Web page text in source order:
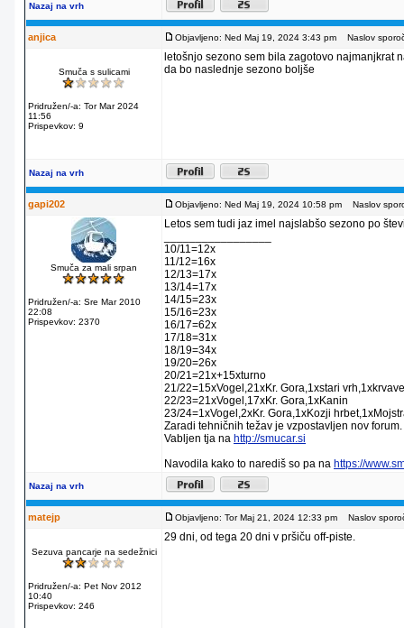
Nazaj na vrh
anjica Objavljeno: Ned Maj 19, 2024 3:43 pm Naslov
Smuča s sulicami
Pridružen/-a: Tor Mar 2024
11:56
Prispevkov: 9
letošnjo sezono sem bila zagotovo najmanjkrat
da bo naslednje sezono boljše
Nazaj na vrh
gapi202 Objavljeno: Ned Maj 19, 2024 10:58 pm Naslov
Smuča za mali srpan
Pridružen/-a: Sre Mar 2010
22:08
Prispevkov: 2370
Letos sem tudi jaz imel najslabšo sezono po
10/11=12x
11/12=16x
12/13=17x
13/14=17x
14/15=23x
15/16=23x
16/17=62x
17/18=31x
18/19=34x
19/20=26x
20/21=21x+15xturno
21/22=15xVogel,21xKr. Gora,1xstari
22/23=21xVogel,17xKr. Gora,1xKanin
23/24=1xVogel,2xKr. Gora,1xKozji
Zaradi tehničnih težav je vzpostavljen nov forum.
Vabljen tja na http://smucar.si
Navodila kako to narediš so pa na https://
Nazaj na vrh
matejp Objavljeno: Tor Maj 21, 2024 12:33 pm Naslov
Sezuva pancarje na sedežnici
Pridružen/-a: Pet Nov 2012
10:40
Prispevkov: 246
29 dni, od tega 20 dni v pršiču off-piste.